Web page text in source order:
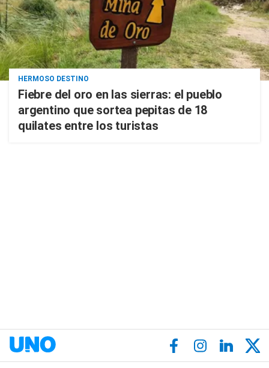
HERMOSO DESTINO
Fiebre del oro en las sierras: el pueblo
argentino que sortea pepitas de 18
quilates entre los turistas